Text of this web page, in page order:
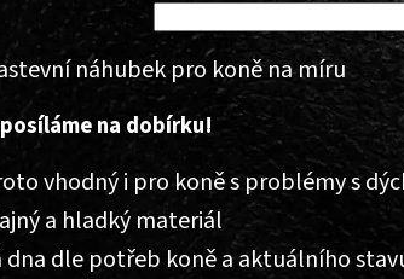
náhubek pro koně na míru
na dobírku!
vhodný i pro koně s problémy s
a hladký materiál
dna dle potřeb koně a aktuálního